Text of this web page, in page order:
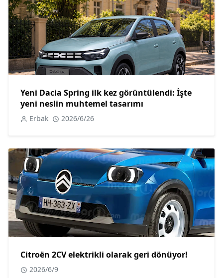
Yeni Dacia Spring ilk kez görüntülendi: İşte
yeni neslin muhtemel tasarımı
Erbak 2026/6/26
Citroën 2CV elektrikli olarak geri dönüyor!
2026/6/9